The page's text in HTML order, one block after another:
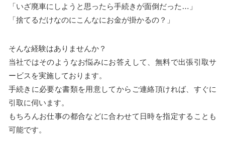
「いざ廃車にしようと思ったら手続きが面倒だった…」
「捨てるだけなのにこんなにお金が掛かるの？」
そんな経験はありませんか？
当社ではそのようなお悩みにお答えして、無料で出張引取サ
ービスを実施しております。
手続きに必要な書類を用意してからご連絡頂ければ、すぐに
引取に伺います。
もちろんお仕事の都合などに合わせて日時を指定することも
可能です。